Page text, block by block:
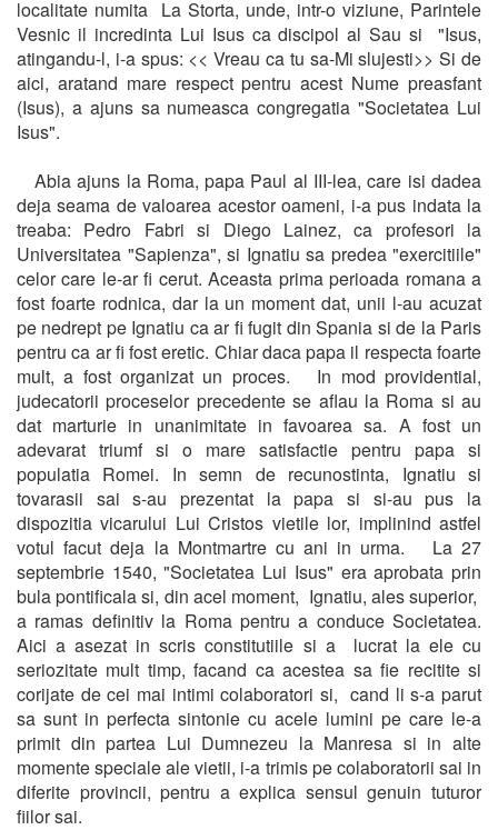
localitate numita La Storta, unde, intr-o viziune, Parintele
Vesnic il incredinta Lui Isus ca discipol al Sau si "Isus,
atingandu-l, i-a spus: << Vreau ca tu sa-Mi slujesti>> Si de
aici, aratand mare respect pentru acest Nume preasfant
(Isus), a ajuns sa numeasca congregatia "Societatea Lui
Isus".
Abia ajuns la Roma, papa Paul al III-lea, care isi dadea
deja seama de valoarea acestor oameni, i-a pus indata la
treaba: Pedro Fabri si Diego Lainez, ca profesori la
Universitatea "Sapienza", si Ignatiu sa predea "exercitiile"
celor care le-ar fi cerut. Aceasta prima perioada romana a
fost foarte rodnica, dar la un moment dat, unii l-au acuzat
pe nedrept pe Ignatiu ca ar fi fugit din Spania si de la Paris
pentru ca ar fi fost eretic. Chiar daca papa il respecta foarte
mult, a fost organizat un proces. In mod providential,
judecatorii proceselor precedente se aflau la Roma si au
dat marturie in unanimitate in favoarea sa. A fost un
adevarat triumf si o mare satisfactie pentru papa si
populatia Romei. In semn de recunostinta, Ignatiu si
tovarasii sai s-au prezentat la papa si si-au pus la
dispozitia vicarului Lui Cristos vietile lor, implinind astfel
votul facut deja la Montmartre cu ani in urma. La 27
septembrie 1540, "Societatea Lui Isus" era aprobata prin
bula pontificala si, din acel moment, Ignatiu, ales superior,
a ramas definitiv la Roma pentru a conduce Societatea.
Aici a asezat in scris constitutiile si a lucrat la ele cu
seriozitate mult timp, facand ca acestea sa fie recitite si
corijate de cei mai intimi colaboratori si, cand li s-a parut
sa sunt in perfecta sintonie cu acele lumini pe care le-a
primit din partea Lui Dumnezeu la Manresa si in alte
momente speciale ale vietii, i-a trimis pe colaboratorii sai in
diferite provincii, pentru a explica sensul genuin tuturor
fiilor sai.